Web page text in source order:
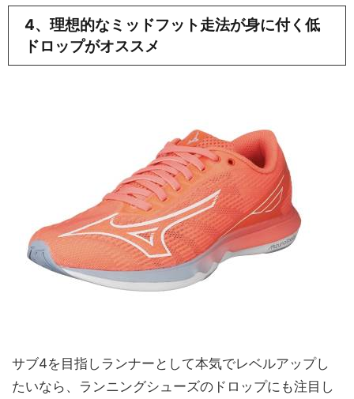
4、理想的なミッドフット走法が身に付く低
ドロップがオススメ
サブ4を目指しランナーとして本気でレベルアップし
たいなら、ランニングシューズのドロップにも注目し